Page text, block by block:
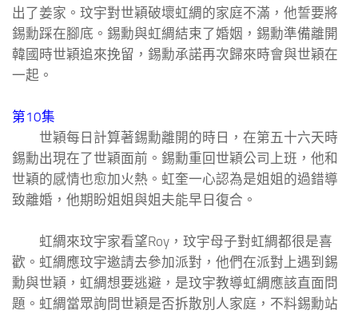
出了姜家。玟宇對世穎破壞虹綢的家庭不滿，他誓要將
錫勳踩在腳底。錫勳與虹綢結束了婚姻，錫勳準備離開
韓國時世穎追來挽留，錫勳承諾再次歸來時會與世穎在
一起。
第10集
世穎每日計算著錫勳離開的時日，在第五十六天時
錫勳出現在了世穎面前。錫勳重回世穎公司上班，他和
世穎的感情也愈加火熱。虹奎一心認為是姐姐的過錯導
致離婚，他期盼姐姐與姐夫能早日復合。
虹綢來玟宇家看望Roy，玟宇母子對虹綢都很是喜
歡。虹綢應玟宇邀請去參加派對，他們在派對上遇到錫
勳與世穎，虹綢想要逃避，是玟宇教導虹綢應該直面問
題。虹綢當眾詢問世穎是否拆散別人家庭，不料錫勳站